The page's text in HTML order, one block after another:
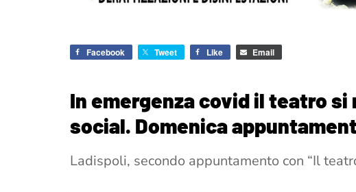
Facebook Tweet Like Email
In emergenza covid il teatro si
social. Domenica
Ladispoli, secondo appuntamento con “Il